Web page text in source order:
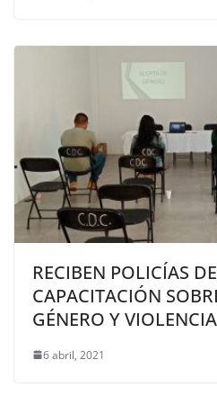
RECIBEN POLICÍAS
CAPACITACIÓN
GÉNERO Y
6 abril, 2021